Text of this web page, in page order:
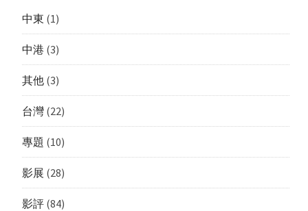
中東 (1)
中港 (3)
其他(3)
台灣(22)
專題 (10)
影展 (28)
影評(84)